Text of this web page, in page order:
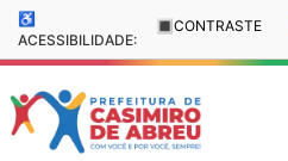
♿
ACESSIBILIDADE:
🔳 CONTRASTE